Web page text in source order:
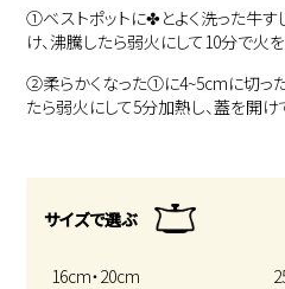
①ベストポットに✤とよく洗った牛
け、沸騰したら弱火にして10分で火
②柔らかくなった①に4~5cmに切
たら弱火にして5分加熱し、蓋を開
サイズで選ぶ
16cm・20cm